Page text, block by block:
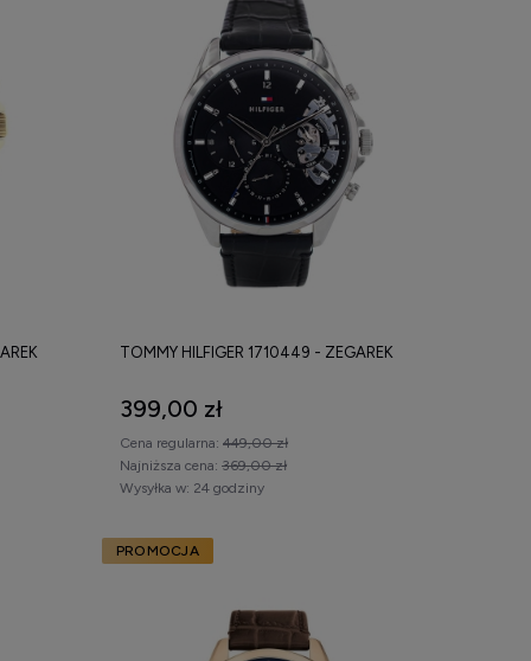
TOMMY HILFIGER 1710449 - ZEGAREK
399,00 zł
Cena regularna: 449,00 zł
Najniższa cena: 369,00 zł
Wysyłka w: 24 godziny
PROMOCJA